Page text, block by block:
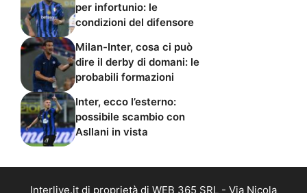
per infortunio: le
condizioni del difensore
Milan-Inter, cosa ci può
dire il derby di domani: le
probabili formazioni
Inter, ecco l’esterno:
possibile scambio con
Asllani in vista
Interlive.it di proprietà di WEB 365 SRL - Via Nicola